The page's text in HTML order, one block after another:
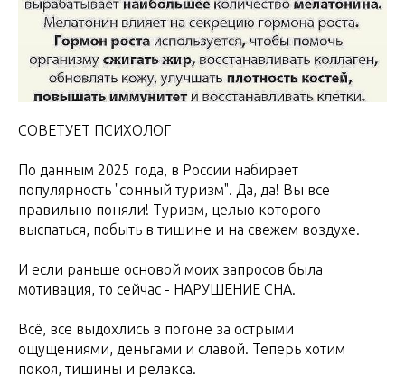
СОВЕТУЕТ ПСИХОЛОГ
По данным 2025 года, в России набирает
популярность "сонный туризм". Да, да! Вы все
правильно поняли! Туризм, целью которого
выспаться, побыть в тишине и на свежем воздухе.
И если раньше основой моих запросов была
мотивация, то сейчас - НАРУШЕНИЕ СНА.
Всё, все выдохлись в погоне за острыми
ощущениями, деньгами и славой. Теперь хотим
покоя, тишины и релакса.